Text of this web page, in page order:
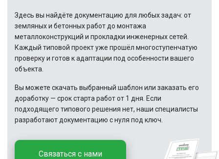
Здесь вы найдёте документацию для любых задач: от
земляных и бетонных работ до монтажа
металлоконструкций и прокладки инженерных сетей.
Каждый типовой проект уже прошёл многоступенчатую
проверку и готов к адаптации под особенности вашего
объекта.
Вы можете скачать выбранный шаблон или заказать его
доработку — срок старта работ от 1 дня. Если
подходящего типового решения нет, наши специалисты
разработают документацию с нуля под ключ.
Связаться с нами